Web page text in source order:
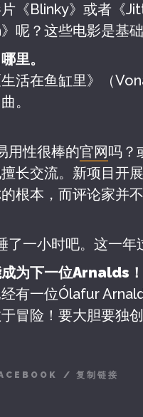
《Blinky》或者《
呢？这些电影是基础
里。
活在鱼缸里》（
。
用性很棒的官网吗？
长交流。新项目开
根本，而评论家并不
一小时吧。这一年
为下一位Arnalds！
有一位Ólafur
冒险！要大胆要独
/ 复制链接